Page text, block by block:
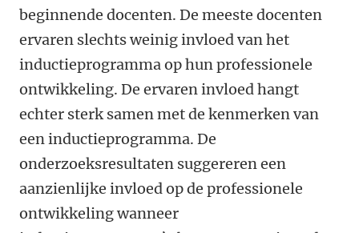
beginnende docenten. De meeste docenten
ervaren slechts weinig invloed van het
inductieprogramma op hun professionele
ontwikkeling. De ervaren invloed hangt
echter sterk samen met de kenmerken van
een inductieprogramma. De
onderzoeksresultaten suggereren een
aanzienlijke invloed op de professionele
ontwikkeling wanneer